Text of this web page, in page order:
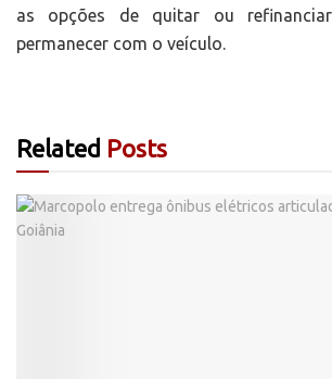
as opções de quitar ou
permanecer com o veículo.
Related Posts